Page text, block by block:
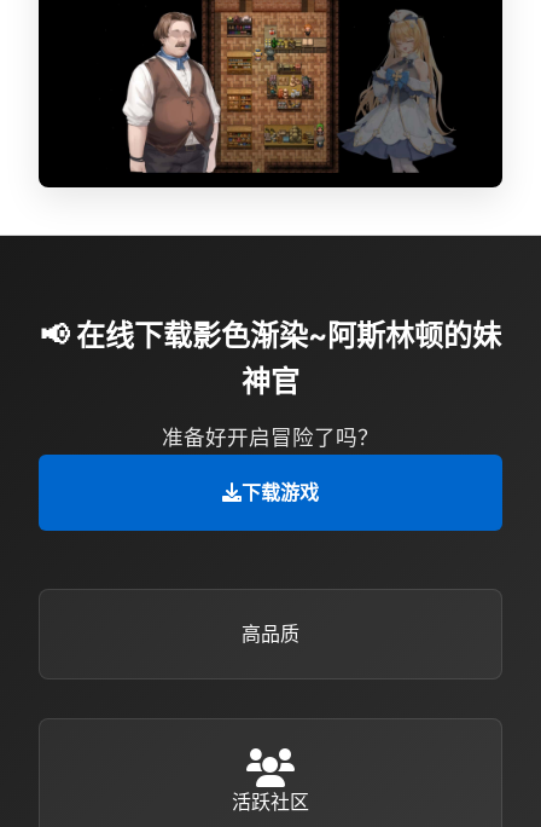
📢 在线下载影色渐染~阿斯林顿的妹
神官
准备好开启冒险了吗？
下载游戏
高品质
活跃社区